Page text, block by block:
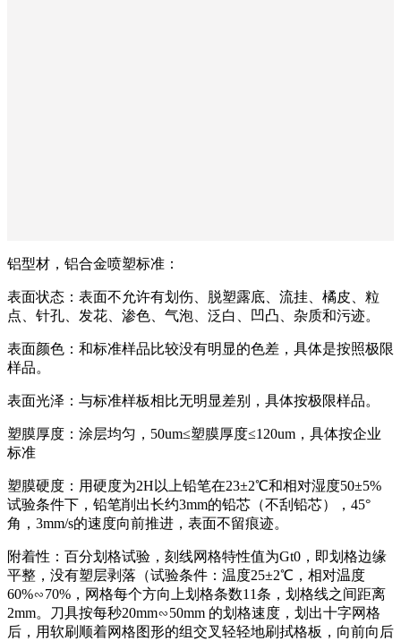
铝型材，铝合金喷塑标准：
表面状态：表面不允许有划伤、脱塑露底、流挂、橘皮、粒
点、针孔、发花、渗色、气泡、泛白、凹凸、杂质和污迹。
表面颜色：和标准样品比较没有明显的色差，具体是按照极限
样品。
表面光泽：与标准样板相比无明显差别，具体按极限样品。
塑膜厚度：涂层均匀，50um≤塑膜厚度≤120um，具体按企业
标准
塑膜硬度：用硬度为2H以上铅笔在23±2℃和相对湿度50±5%
试验条件下，铅笔削出长约3mm的铅芯（不刮铅芯），45°
角，3mm/s的速度向前推进，表面不留痕迹。
附着性：百分划格试验，刻线网格特性值为Gt0，即划格边缘
平整，没有塑层剥落（试验条件：温度25±2℃，相对温度
60%∽70%，网格每个方向上划格条数11条，划格线之间距离
2mm。刀具按每秒20mm∽50mm 的划格速度，划出十字网格
后，用软刷顺着网格图形的组交叉轻轻地刷拭格板，向前向后